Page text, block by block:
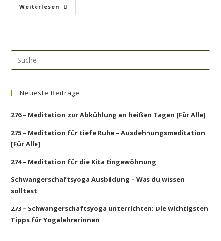
Weiterlesen
Neueste Beiträge
276 – Meditation zur Abkühlung an heißen Tagen [Für Alle]
275 – Meditation für tiefe Ruhe – Ausdehnungsmeditation
[Für Alle]
274 – Meditation für die Kita Eingewöhnung
Schwangerschaftsyoga Ausbildung – Was du wissen
solltest
273 – Schwangerschaftsyoga unterrichten: Die wichtigsten
Tipps für Yogalehrerinnen